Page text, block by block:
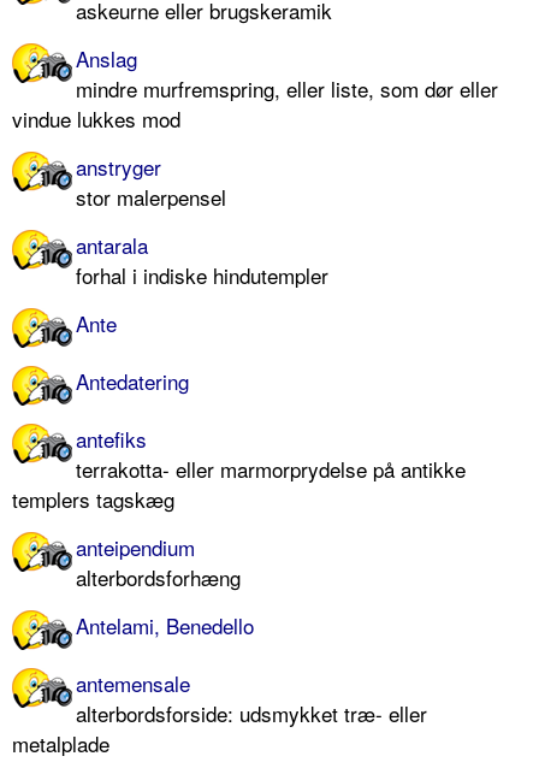
askeurne eller brugskeramik
Anslag
mindre murfremspring, eller liste, som dør eller
vindue lukkes mod
anstryger
stor malerpensel
antarala
forhal i indiske hindutempler
Ante
Antedatering
antefiks
terrakotta- eller marmorprydelse på antikke
templers tagskæg
anteipendium
alterbordsforhæng
Antelami, Benedello
antemensale
alterbordsforside: udsmykket træ- eller
metalplade